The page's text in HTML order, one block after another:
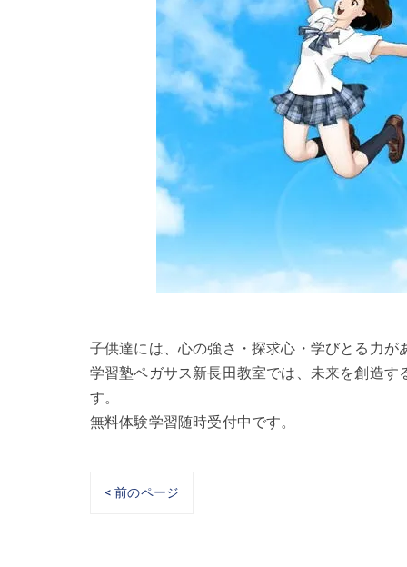
子供達には、心の強さ・探求心・学びとる力が
学習塾ペガサス新長田教室では、未来を創造
す。
無料体験学習随時受付中です。
< 前のページ